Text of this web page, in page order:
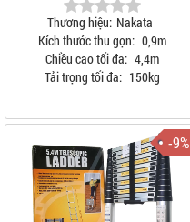
Thương hiệu: Nakata
Kích thước thu gọn: 0,9m
Chiều cao tối đa: 4,4m
Tải trọng tối đa: 150kg
-9%